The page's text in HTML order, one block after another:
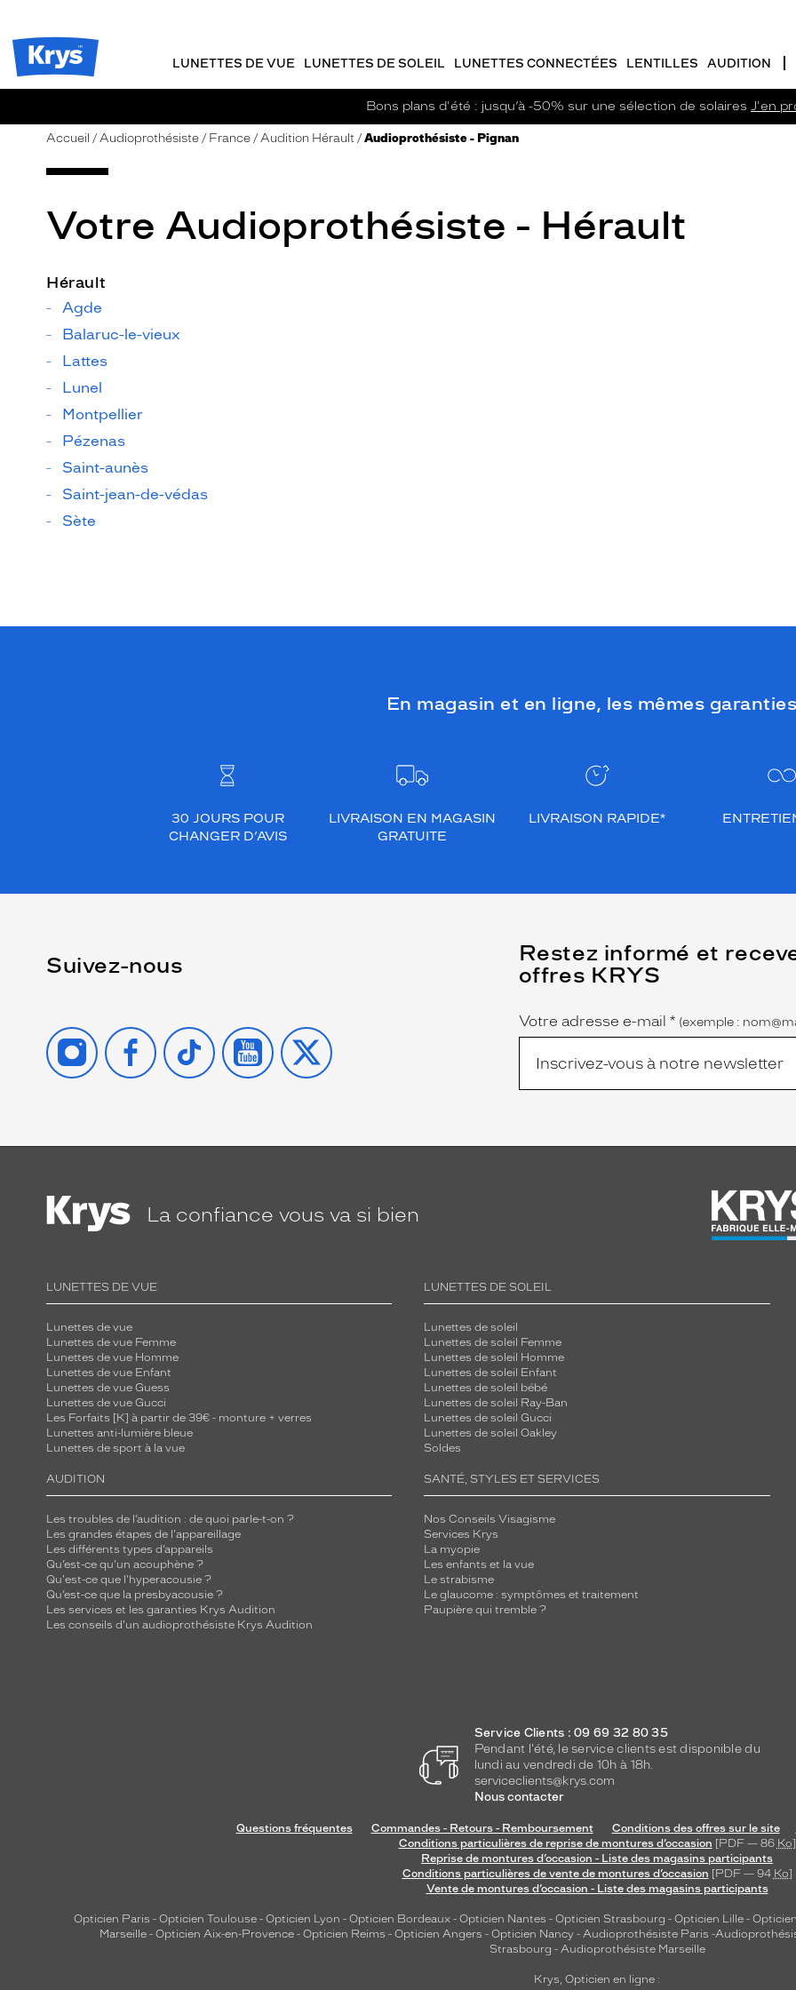
Opticien
Krys
LUNETTES DE VUE LUNETTES DE SOLEIL LUNETTES CONNECTÉES LENTILLES AUDITION
Bons plans d'été : jusqu’à -50% sur une sélection de solaires J'en
Accueil Audioprothésiste France Audition Hérault Audioprothésiste - Pignan
Votre Audioprothésiste - Hérault
Hérault
Agde
Balaruc-le-vieux
Lattes
Lunel
Montpellier
Pézenas
Saint-aunès
Saint-jean-de-védas
Sète
En magasin et en ligne, les mêmes
30 JOURS POUR
CHANGER D’AVIS
LIVRAISON EN MAGASIN
GRATUITE
LIVRAISON RAPIDE*
Suivez-nous
INSTAGRAMFACEBOOK
TIKTOK YOUTUBE
X
Restez informé et
offres KRYS
Name
Votre adresse e-mail *
(Ce
champ
est
obligatoire)
(exemple :
La confiance vous va si bien
LUNETTES DE VUE
Lunettes de vue
Lunettes de vue Femme
Lunettes de vue Homme
Lunettes de vue Enfant
Lunettes de vue Guess
Lunettes de vue Gucci
Les Forfaits [K] à partir de 39€ - monture + verres
Lunettes anti-lumière bleue
Lunettes de sport à la vue
LUNETTES DE SOLEIL
Lunettes de soleil
Lunettes de soleil Femme
Lunettes de soleil Homme
Lunettes de soleil Enfant
Lunettes de soleil bébé
Lunettes de soleil Ray-Ban
Lunettes de soleil Gucci
Lunettes de soleil Oakley
Soldes
AUDITION
Les troubles de l’audition : de quoi parle-t-on ?
Les grandes étapes de l'appareillage
Les différents types d’appareils
Qu’est-ce qu'un acouphène ?
Qu'est-ce que l'hyperacousie ?
Qu’est-ce que la presbyacousie ?
Les services et les garanties Krys Audition
Les conseils d'un audioprothésiste Krys Audition
SANTÉ, STYLES ET SERVICES
Nos Conseils Visagisme
Services Krys
La myopie
Les enfants et la vue
Le strabisme
Le glaucome : symptômes et traitement
Paupière qui tremble ?
Service Clients : 09 69 32 80 35
Pendant l'été, le service clients est disponible du
lundi au vendredi de 10h à 18h.
serviceclients@krys.com
Nous contacter
Questions fréquentes Commandes - Retours - Remboursement Conditions des offres sur le site
Conditions particulières de reprise de montures d’occasion [PDF — 86 Ko]
Reprise de montures d’occasion - Liste des magasins participants
Conditions particulières de vente de montures d’occasion [PDF — 94 Ko]
Vente de montures d’occasion - Liste des magasins participants
Opticien Paris - Opticien Toulouse - Opticien Lyon - Opticien Bordeaux - Opticien Nantes - Opticien Strasbourg - Opticien Lille -
Marseille - Opticien Aix-en-Provence - Opticien Reims - Opticien Angers - Opticien Nancy - Audioprothésiste Paris -
Strasbourg - Audioprothésiste Marseille
Krys, Opticien en ligne :